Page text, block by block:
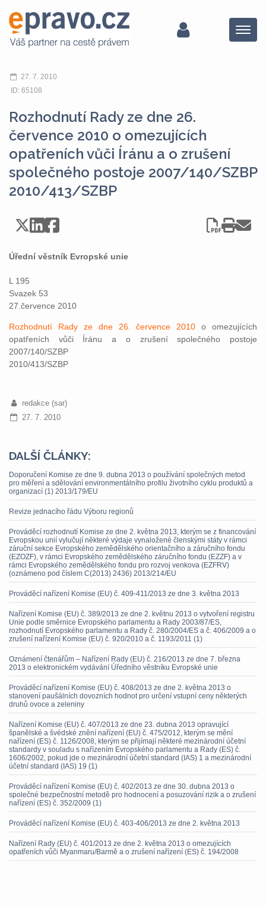
Menu
27. 7. 2010
ID: 65108
Rozhodnutí Rady ze dne 26.
července 2010 o omezujících
opatřeních vůči Íránu a o zrušení
společného postoje 2007/140/SZBP
2010/413/SZBP
Úřední věstník Evropské unie
L 195
Svazek 53
27.července 2010
Rozhodnutí Rady ze dne 26. července 2010 o omezujících
opatřeních vůči Íránu a o zrušení společného postoje
2007/140/SZBP
2010/413/SZBP
redakce (sar)
27. 7. 2010
DALŠÍ ČLÁNKY:
Doporučení Komise ze dne 9. dubna 2013 o používání společných metod
pro měření a sdělování environmentálního profilu životního cyklu produktů a
organizací (1) 2013/179/EU
Revize jednacího řádu Výboru regionů
Prováděcí rozhodnutí Komise ze dne 2. května 2013, kterým se z financování
Evropskou unií vylučují některé výdaje vynaložené členskými státy v rámci
záruční sekce Evropského zemědělského orientačního a záručního fondu
(EZOZF), v rámci Evropského zemědělského záručního fondu (EZZF) a v
rámci Evropského zemědělského fondu pro rozvoj venkova (EZFRV)
(oznámeno pod číslem C(2013) 2436) 2013/214/EU
Prováděcí nařízení Komise (EU) č. 409-411/2013 ze dne 3. května 2013
Nařízení Komise (EU) č. 389/2013 ze dne 2. květnu 2013 o vytvoření registru
Unie podle směrnice Evropského parlamentu a Rady 2003/87/ES,
rozhodnutí Evropského parlamentu a Rady č. 280/2004/ES a č. 406/2009 a o
zrušení nařízení Komise (EU) č. 920/2010 a č. 1193/2011 (1)
Oznámení čtenářům – Nařízení Rady (EU) č. 216/2013 ze dne 7. března
2013 o elektronickém vydávání Úředního věstníku Evropské unie
Prováděcí nařízení Komise (EU) č. 408/2013 ze dne 2. května 2013 o
stanovení paušálních dovozních hodnot pro určení vstupní ceny některých
druhů ovoce a zeleniny
Nařízení Komise (EU) č. 407/2013 ze dne 23. dubna 2013 opravující
španělské a švédské znění nařízení (EU) č. 475/2012, kterým se mění
nařízení (ES) č. 1126/2008, kterým se přijímají některé mezinárodní účetní
standardy v souladu s nařízením Evropského parlamentu a Rady (ES) č.
1606/2002, pokud jde o mezinárodní účetní standard (IAS) 1 a mezinárodní
účetní standard (IAS) 19 (1)
Prováděcí nařízení Komise (EU) č. 402/2013 ze dne 30. dubna 2013 o
společné bezpečnostní metodě pro hodnocení a posuzování rizik a o zrušení
nařízení (ES) č. 352/2009 (1)
Prováděcí nařízení Komise (EU) č. 403-406/2013 ze dne 2. května 2013
Nařízení Rady (EU) č. 401/2013 ze dne 2. května 2013 o omezujících
opatřeních vůči Myanmaru/Barmě a o zrušení nařízení (ES) č. 194/2008